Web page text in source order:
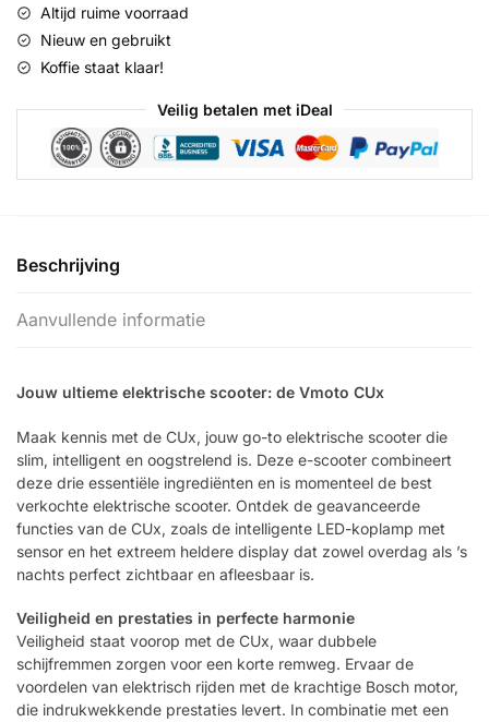
Altijd ruime voorraad
Nieuw en gebruikt
Koffie staat klaar!
Veilig betalen met iDeal
Beschrijving
Aanvullende informatie
Jouw ultieme elektrische scooter: de Vmoto CUx
Maak kennis met de CUx, jouw go-to elektrische scooter die
slim, intelligent en oogstrelend is. Deze e-scooter combineert
deze drie essentiële ingrediënten en is momenteel de best
verkochte elektrische scooter. Ontdek de geavanceerde
functies van de CUx, zoals de intelligente LED-koplamp met
sensor en het extreem heldere display dat zowel overdag als ’s
nachts perfect zichtbaar en afleesbaar is.
Veiligheid en prestaties in perfecte harmonie
Veiligheid staat voorop met de CUx, waar dubbele
schijfremmen zorgen voor een korte remweg. Ervaar de
voordelen van elektrisch rijden met de krachtige Bosch motor,
die indrukwekkende prestaties levert. In combinatie met een